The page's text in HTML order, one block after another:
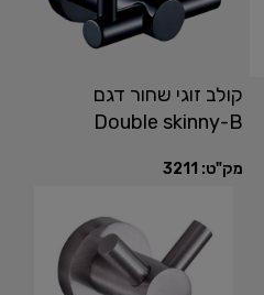
קולב זוגי שחור דגם
Double skinny-B
מק"ט: 3211